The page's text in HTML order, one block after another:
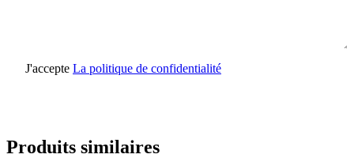
J'accepte La politique de confidentialité
Produits similaires